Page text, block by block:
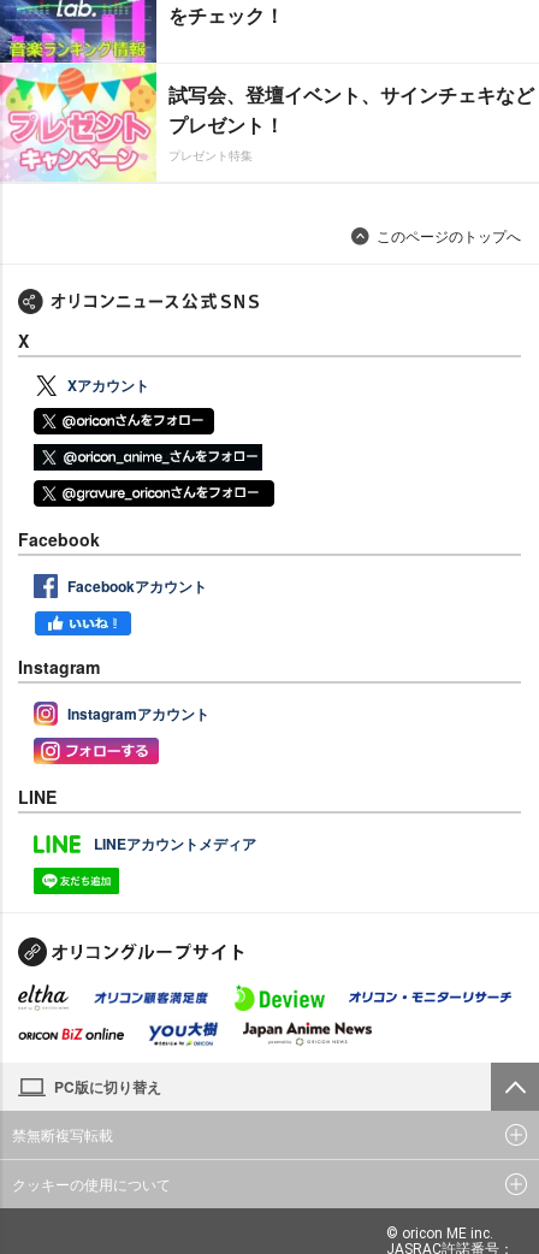
をチェック！
試写会、登壇イベント、サインチェキなど
プレゼント！
プレゼント特集
このページのトップへ
X
Xアカウント
Facebook
Facebookアカウント
Instagram
Instagramアカウント
LINE
LINEアカウントメディア
PC版に切り替え
禁無断複写転載
クッキーの使用について
© oricon ME inc.
JASRAC許諾番号：